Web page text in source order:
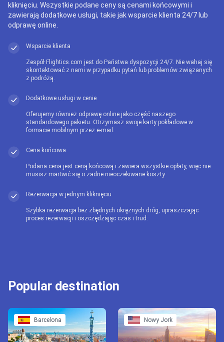
kliknięciu. Wszystkie podane ceny są cenami końcowymi i
zawierają dodatkowe usługi, takie jak wsparcie klienta 24/7 lub
odprawę online.
Wsparcie klienta
Zespół Flightics.com jest do Państwa dyspozycji 24/7. Nie wahaj się
skontaktować z nami w przypadku pytań lub problemów związanych
z podróżą.
Dodatkowe usługi w cenie
Oferujemy również odprawę online jako część naszego
standardowego pakietu. Otrzymasz swoje karty pokładowe w
formacie mobilnym przez e-mail.
Cena końcowa
Podana cena jest ceną końcową i zawiera wszystkie opłaty, więc nie
musisz martwić się o żadne nieoczekiwane koszty.
Rezerwacja w jednym kliknięciu
Szybka rezerwacja bez zbędnych okrężnych dróg, upraszczając
proces rezerwacji i oszczędzając czas i trud.
Popular destination
Barcelona Nowy Jork